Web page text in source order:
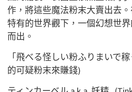
作，將這些魔法粉末大賣出去
特有的世界觀下，一個幻想世
而出。
「飛べる怪しい粉ふりまいで
的可疑粉末來賺錢)